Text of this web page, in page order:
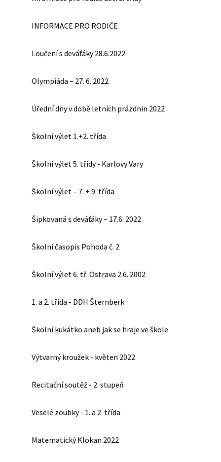
INFORMACE PRO RODIČE
Loučení s deváťáky 28.6.2022
Olympiáda – 27. 6. 2022
Úřední dny v době letních prázdnin 2022
Školní výlet 1.+2. třída
Školní výlet 5. třídy - Karlovy Vary
Školní výlet – 7. + 9. třída
Šipkovaná s deváťáky – 17.6. 2022
Školní časopis Pohoda č. 2
Školní výlet 6. tř. Ostrava 2.6. 2002
1. a 2. třída - DDH Šternberk
Školní kukátko aneb jak se hraje ve škole
Výtvarný kroužek - květen 2022
Recitační soutěž - 2. stupeň
Veselé zoubky - 1. a 2. třída
Matematický Klokan 2022